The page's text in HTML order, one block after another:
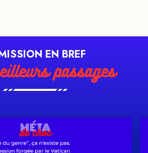
EN BREF
passages